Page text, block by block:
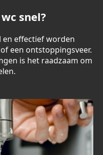
snel?
en effectief worden
een ontstoppingsveer.
is het raadzaam om